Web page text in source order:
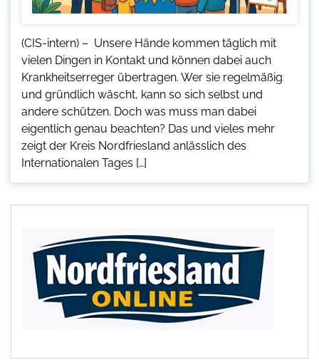
(CIS-intern) – Unsere Hände kommen täglich mit
vielen Dingen in Kontakt und können dabei auch
Krankheitserreger übertragen. Wer sie regelmäßig
und gründlich wäscht, kann so sich selbst und
andere schützen. Doch was muss man dabei
eigentlich genau beachten? Das und vieles mehr
zeigt der Kreis Nordfriesland anlässlich des
Internationalen Tages […]